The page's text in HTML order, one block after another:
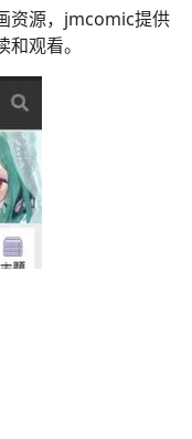
资源，jmcomic提供
观看。